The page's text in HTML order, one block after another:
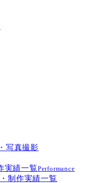
写真撮影
実績一覧Performance
制作実績一覧